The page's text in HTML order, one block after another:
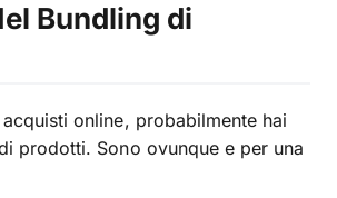
Bundling di
online, probabilmente hai
prodotti. Sono ovunque e per una